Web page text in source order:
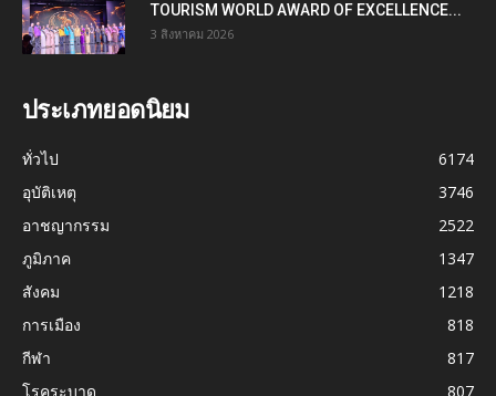
TOURISM WORLD AWARD OF EXCELLENCE...
3 สิงหาคม 2026
ประเภทยอดนิยม
ทั่วไป
6174
อุบัติเหตุ
3746
อาชญากรรม
2522
ภูมิภาค
1347
สังคม
1218
การเมือง
818
กีฬา
817
โรคระบาด
807